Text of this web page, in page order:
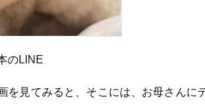
のLINE
を見てみると、そこには、お母さん